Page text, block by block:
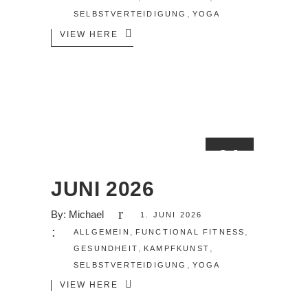
SELBSTVERTEIDIGUNG YOGA
VIEW HERE
01
JUNI 2026
By: Michael 1. JUNI 2026
ALLGEMEIN FUNCTIONAL FITNESS
GESUNDHEIT KAMPFKUNST
SELBSTVERTEIDIGUNG YOGA
VIEW HERE